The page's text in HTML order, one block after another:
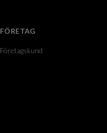
FÖRETAG
Företagskund